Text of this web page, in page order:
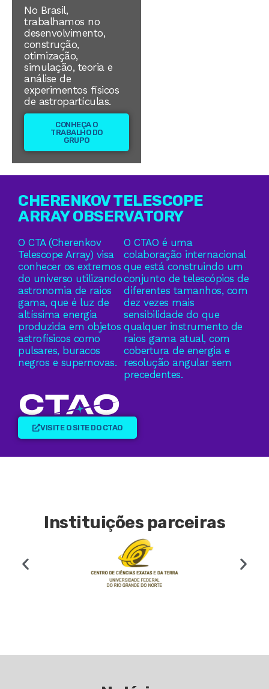
No Brasil,
trabalhamos no
desenvolvimento,
construção,
otimização,
simulação, teoria e
análise de
experimentos físicos
de astropartículas.
CONHEÇA O
TRABALHO DO
GRUPO
CHERENKOV TELESCOPE
ARRAY OBSERVATORY
O CTA (Cherenkov
Telescope Array) visa
conhecer os extremos
do universo utilizando
astronomia de raios
gama, que é luz de
altíssima energia
produzida em objetos
astrofísicos como
pulsares, buracos
negros e supernovas.
O CTAO é uma
colaboração internacional
que está construindo um
conjunto de telescópios de
diferentes tamanhos, com
dez vezes mais
sensibilidade do que
qualquer instrumento de
raios gama atual, com
cobertura de energia e
resolução angular sem
precedentes.
VISITE O SITE DO CTAO
Instituições parceiras